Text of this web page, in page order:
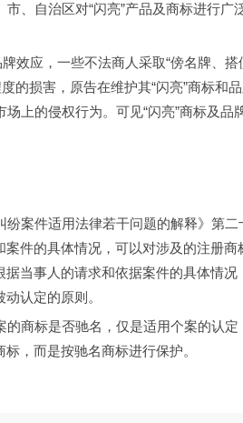
、自治区对“闪亮”产品及商标进行广
效应，一些不法商人采取“傍名牌、搭
的损害，原告在维护其“闪亮”商标和
上的侵权行为。可见“闪亮”商标及品
案件适用法律若干问题的解释》第二
件的具体情况，可以对涉及的注册商
当事人的请求和依据案件的具体情
认定的原则。
商标是否驰名，仅是适用个案的认定
，而是按驰名商标进行保护。